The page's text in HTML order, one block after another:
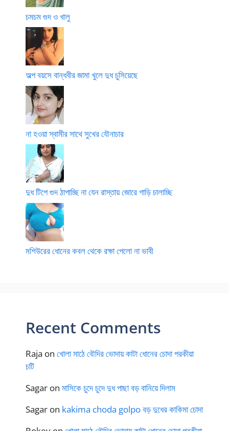
চমচম গুদ ও খালু
অল্প বয়সে বান্ধবীর জামা খুলে দুধ চুসিয়েছে
না হওয়া স্বামীর সাথে সুখের যৌনাচার
দুধ টিপে গুদ ঠাপাচ্ছি না যেন রাস্তায় জোরে গাড়ি চালাচ্ছি
মশিউরের ধোনের কবল থেকে রক্ষা পেলো না ভাবী
Recent Comments
Raja on খোলা মাঠে বৌদির ভোদায় কাটা ধোনের চোদা পরকীয়া
চটি
Sagar on মাসিকে চুদে চুদে দুধ পাছা বড় বানিয়ে দিলাম
Sagar on kakima choda golpo বড় দুধের কাকিমা চোদা